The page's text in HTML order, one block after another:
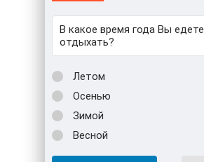
В какое время года Вы едете
отдыхать?
Летом
Осенью
Зимой
Весной